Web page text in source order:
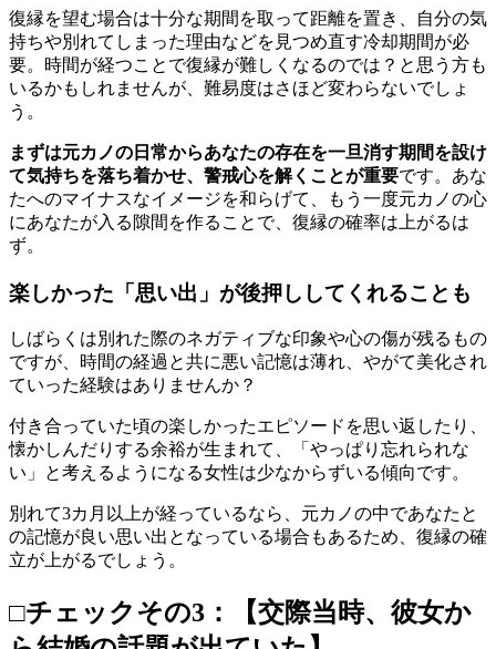
復縁を望む場合は十分な期間を取って距離を置き、自分の気
持ちや別れてしまった理由などを見つめ直す冷却期間が必
要。時間が経つことで復縁が難しくなるのでは？と思う方も
いるかもしれませんが、難易度はさほど変わらないでしょ
う。
まずは元カノの日常からあなたの存在を一旦消す期間を設け
て気持ちを落ち着かせ、警戒心を解くことが重要です。あな
たへのマイナスなイメージを和らげて、もう一度元カノの心
にあなたが入る隙間を作ることで、復縁の確率は上がるは
ず。
楽しかった「思い出」が後押ししてくれることも
しばらくは別れた際のネガティブな印象や心の傷が残るもの
ですが、時間の経過と共に悪い記憶は薄れ、やがて美化され
ていった経験はありませんか？
付き合っていた頃の楽しかったエピソードを思い返したり、
懐かしんだりする余裕が生まれて、「やっぱり忘れられな
い」と考えるようになる女性は少なからずいる傾向です。
別れて3カ月以上が経っているなら、元カノの中であなたと
の記憶が良い思い出となっている場合もあるため、復縁の確
立が上がるでしょう。
□チェックその3：【交際当時、彼女か